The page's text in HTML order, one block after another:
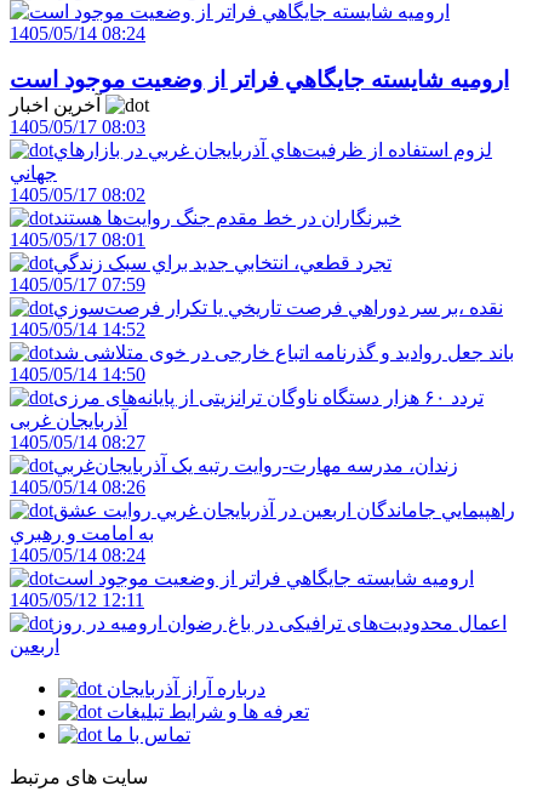
1405/05/14 08:24
اروميه شايسته جايگاهي فراتر از وضعيت موجود است
1405/05/17 08:03
لزوم استفاده از ظرفيت‌هاي آذربايجان غربي در بازارهاي
جهاني
1405/05/17 08:02
خبرنگاران در خط مقدم جنگ روايت‌ها هستند
1405/05/17 08:01
تجرد قطعي، انتخابي جديد براي سبک زندگي
1405/05/17 07:59
نقده ،بر سر دوراهي فرصت تاريخي يا تکرار فرصت‌سوزي
1405/05/14 14:52
باند جعل روادید و گذرنامه اتباع خارجی در خوی متلاشی شد
1405/05/14 14:50
تردد ۶۰ هزار دستگاه ناوگان ترانزیتی از پایانه‌های مرزی
آذربایجان ‌غربی
1405/05/14 08:27
زندان، مدرسه مهارت-روايت رتبه يک آذربايجان‌غربي
1405/05/14 08:26
راهپيمايي جاماندگان اربعين در آذربايجان غربي روايت عشق
به امامت و رهبري
1405/05/14 08:24
اروميه شايسته جايگاهي فراتر از وضعيت موجود است
1405/05/12 12:11
اعمال محدودیت‌های ترافیکی در باغ رضوان ارومیه در روز
اربعین
درباره آراز آذربایجان
تعرفه ها و شرایط تبلیغات
تماس با ما
سایت های مرتبط